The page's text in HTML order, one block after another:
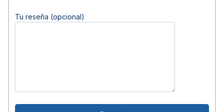
Tu reseña (opcional)